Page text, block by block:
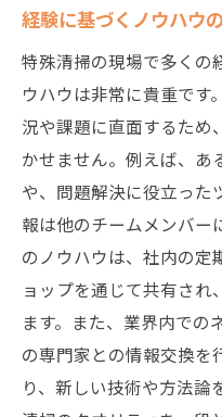
経験に基づくノウハウ
特殊清掃の現場で多くの
ウハウは非常に貴重です
況や課題に直面するため
かせません。例えば、あ
や、問題解決に役立った
報は他のチームメンバー
のノウハウは、社内の定
ョップを通じて共有され
ます。また、業界内での
の専門家との情報交換を
り、新しい技術や方法論